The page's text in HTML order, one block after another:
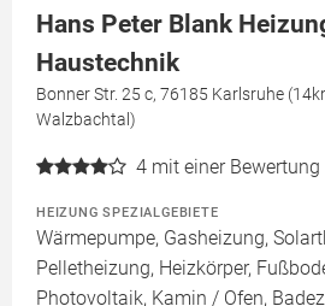
Hans Peter Blank
Haustechnik
Bonner Str. 25 c, 76185 Karlsruhe
Walzbachtal)
4 mit einer Bewertung
HEIZUNG SPEZIALGEBIETE
Wärmepumpe, Gasheizung,
Pelletheizung, Heizkörper,
Photovoltaik, Kamin / Ofen,